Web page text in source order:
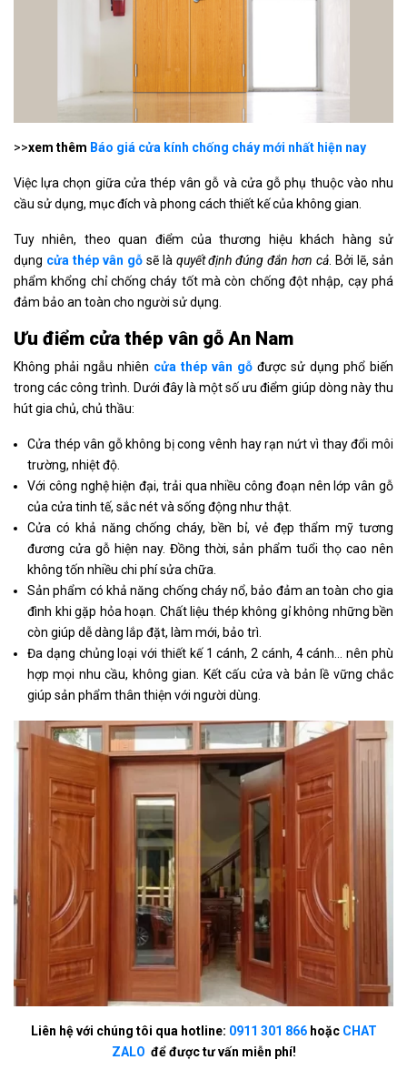
>>xem thêm Báo giá cửa kính chống cháy mới nhất hiện nay
Việc lựa chọn giữa cửa thép vân gỗ và cửa gỗ phụ thuộc vào nhu
cầu sử dụng, mục đích và phong cách thiết kế của không gian.
Tuy nhiên, theo quan điểm của thương hiệu khách hàng sử
dụng cửa thép vân gỗsẽ làquyết định đúng đắn hơn cả. Bởi lẽ, sản
phẩm khổng chỉ chống cháy tốt mà còn chống đột nhập, cạy phá
đảm bảo an toàn cho người sử dụng.
Ưu điểm cửa thép vân gỗ An Nam
Không phải ngẫu nhiên cửa thép vân gỗ được sử dụng phổ biến
trong các công trình. Dưới đây là một số ưu điểm giúp dòng này thu
hút gia chủ, chủ thầu:
Cửa thép vân gỗ không bị cong vênh hay rạn nứt vì thay đổi môi
trường, nhiệt độ.
Với công nghệ hiện đại, trải qua nhiều công đoạn nên lớp vân gỗ
của cửa tinh tế, sắc nét và sống động như thật.
Cửa có khả năng chống cháy, bền bỉ, vẻ đẹp thẩm mỹ tương
đương cửa gỗ hiện nay. Đồng thời, sản phẩm tuổi thọ cao nên
không tốn nhiều chi phí sửa chữa.
Sản phẩm có khả năng chống cháy nổ, bảo đảm an toàn cho gia
đình khi gặp hỏa hoạn. Chất liệu thép không gỉ không những bền
còn giúp dễ dàng lắp đặt, làm mới, bảo trì.
Đa dạng chủng loại với thiết kế 1 cánh, 2 cánh, 4 cánh… nên phù
hợp mọi nhu cầu, không gian. Kết cấu cửa và bản lề vững chắc
giúp sản phẩm thân thiện với người dùng.
Liên hệ với chúng tôi qua hotline: 0911 301 866hoặcCHAT
ZALO để được tư vấn miễn phí!